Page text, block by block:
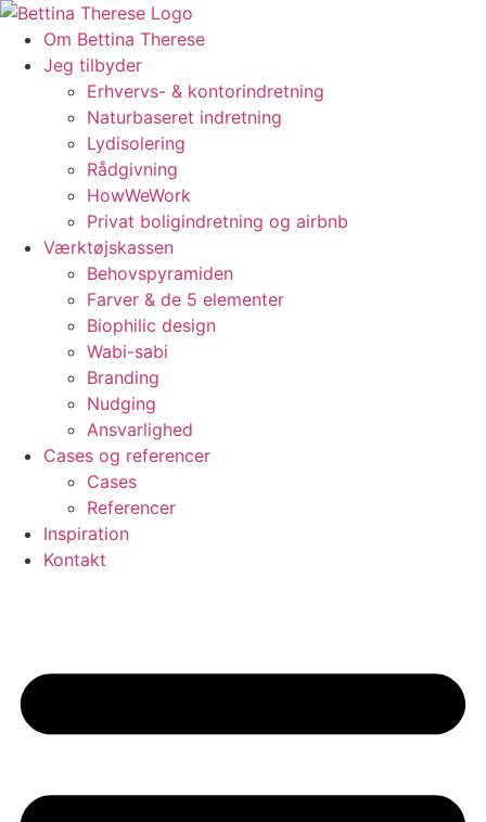
Videre
indhold
Om Bettina Therese
Jeg tilbyder
Erhvervs- & kontorindretning
Naturbaseret indretning
Lydisolering
Rådgivning
HowWeWork
Privat boligindretning og airbnb
Værktøjskassen
Behovspyramiden
Farver & de 5 elementer
Biophilic design
Wabi-sabi
Branding
Nudging
Ansvarlighed
Cases og referencer
Cases
Referencer
Inspiration
Kontakt